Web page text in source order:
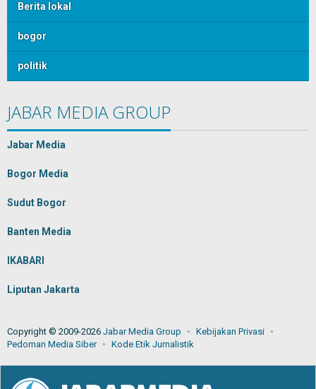
Berita lokal
bogor
politik
JABAR MEDIA GROUP
Jabar Media
Bogor Media
Sudut Bogor
Banten Media
IKABARI
Liputan Jakarta
Copyright © 2009-2026 Jabar Media Group
Kebijakan Privasi
Pedoman Media Siber
Kode Etik Jurnalistik